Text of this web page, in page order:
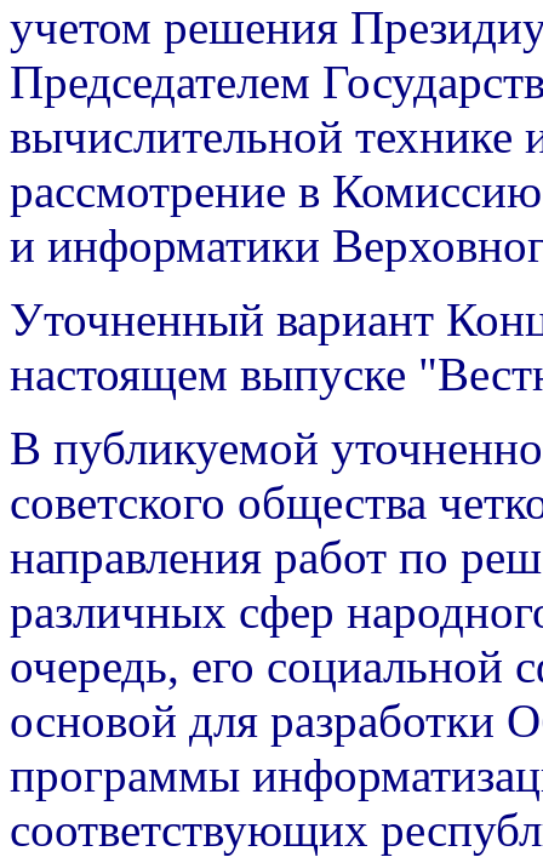
учетом решения
Председателем
вычислительной
рассмотрение в
и информатики
Уточненный вариант
настоящем выпуске
В публикуемой
советского общества
направления работ по
различных сфер
очередь, его социальной
основой для разработки
программы
соответствующих